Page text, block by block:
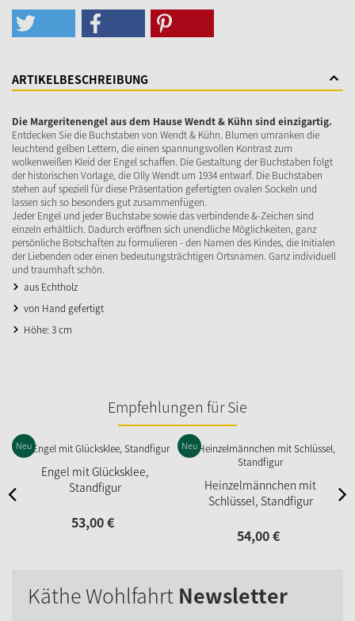
ARTIKELBESCHREIBUNG
Die Margeritenengel aus dem Hause Wendt & Kühn sind einzigartig.
Entdecken Sie die Buchstaben von Wendt & Kühn. Blumen umranken die
leuchtend gelben Lettern, die einen spannungsvollen Kontrast zum
wolkenweißen Kleid der Engel schaffen. Die Gestaltung der Buchstaben folgt
der historischen Vorlage, die Olly Wendt um 1934 entwarf. Die Buchstaben
stehen auf speziell für diese Präsentation gefertigten ovalen Sockeln und
lassen sich so besonders gut zusammenfügen.
Jeder Engel und jeder Buchstabe sowie das verbindende &-Zeichen sind
einzeln erhältlich. Dadurch eröffnen sich unendliche Möglichkeiten, ganz
persönliche Botschaften zu formulieren - den Namen des Kindes, die Initialen
der Liebenden oder einen bedeutungsträchtigen Ortsnamen. Ganz individuell
und traumhaft schön.
aus Echtholz
von Hand gefertigt
Höhe: 3 cm
Empfehlungen für Sie
Engel mit Glücksklee,
Standfigur
Neu
53,00€
Heinzelmännchen mit
Schlüssel, Standfigur
Neu
54,00€
Käthe Wohlfahrt Newsletter